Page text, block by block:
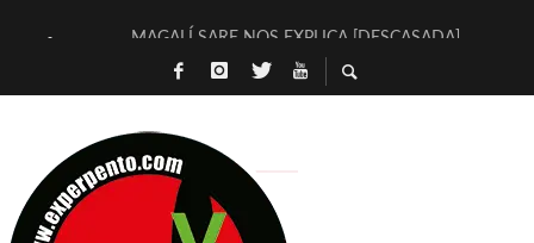
MAGALÍ SARE NOS EXPLICA [DESCASADA]
«NO TENGO PUTOS SUEÑOS»
[LA BOLA NEGRA] DE JAVIER CALVO Y JAVIER AMBROSSI
OSLO OVNIES LLEGAN CORRIENDO A ARANDA